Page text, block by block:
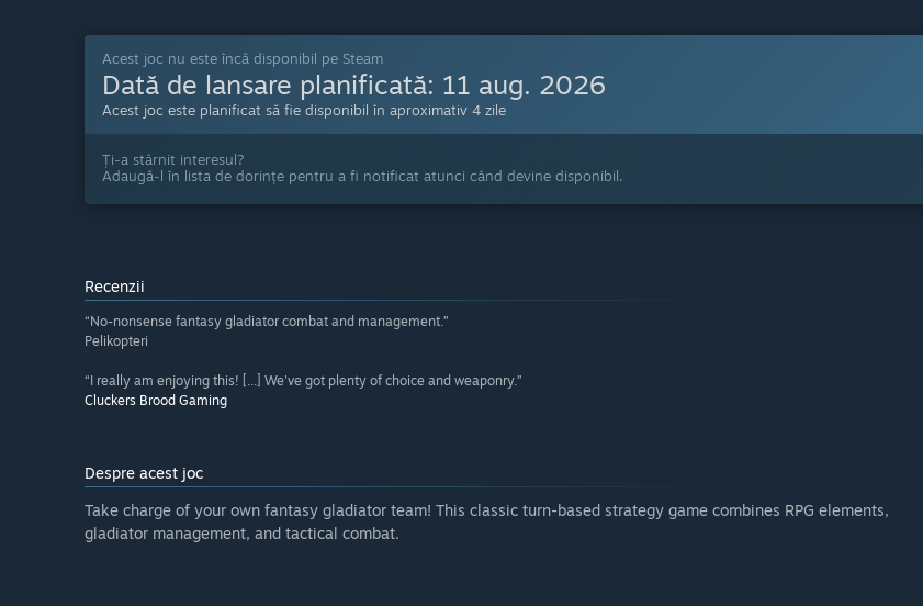
Acest joc nu este încă disponibil pe Steam
Dată de lansare planificată: 11 aug. 2026
Acest joc este planificat să fie disponibil în aproximativ 4 zile
Ți-a stârnit interesul?
Adaugă-l în lista de dorințe pentru a fi notificat atunci când devine disponibil.
Recenzii
“No-nonsense fantasy gladiator combat and management.”
Pelikopteri
“I really am enjoying this! [...] We've got plenty of choice and weaponry.”
Cluckers Brood Gaming
Despre acest joc
Take charge of your own fantasy gladiator team! This classic turn-based strategy game combines RPG elements,
gladiator management, and tactical combat.